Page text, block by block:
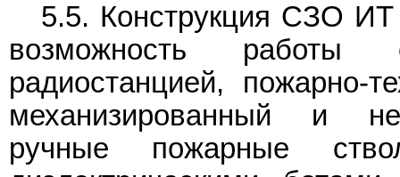
5.5. Конструкция СЗО
возможность работы
радиостанцией, пожарно-
механизированный и
ручные пожарные